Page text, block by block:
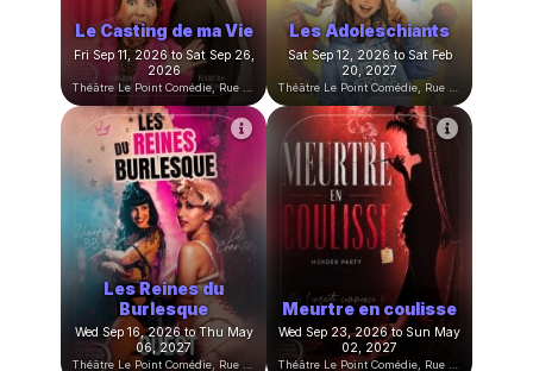
Cours adultes du
lundi 2026/2027
Mon Sep 07, 2026 at 07:30
PM to Mon Jun 21, 2027 at
09:00 PM
Théâtre Le Point Comédie, Rue Sainte-Ursule, Montpellier, France
Cours enfants du
mercredi 2026/2027
Wed Sep 09, 2026 at 03:30
PM to Wed Jun 23, 2027 at
05:00 PM